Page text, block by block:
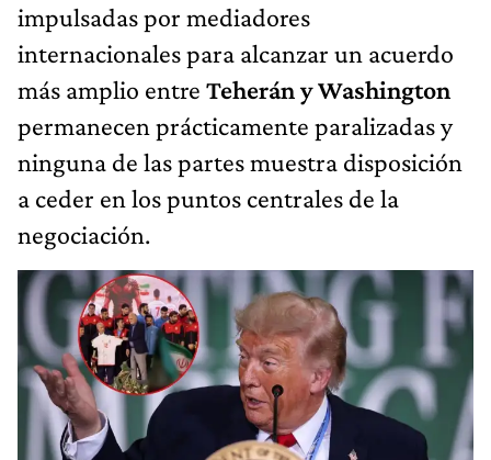
impulsadas por mediadores
internacionales para alcanzar un acuerdo
más amplio entre Teherán y Washington
permanecen prácticamente paralizadas y
ninguna de las partes muestra disposición
a ceder en los puntos centrales de la
negociación.